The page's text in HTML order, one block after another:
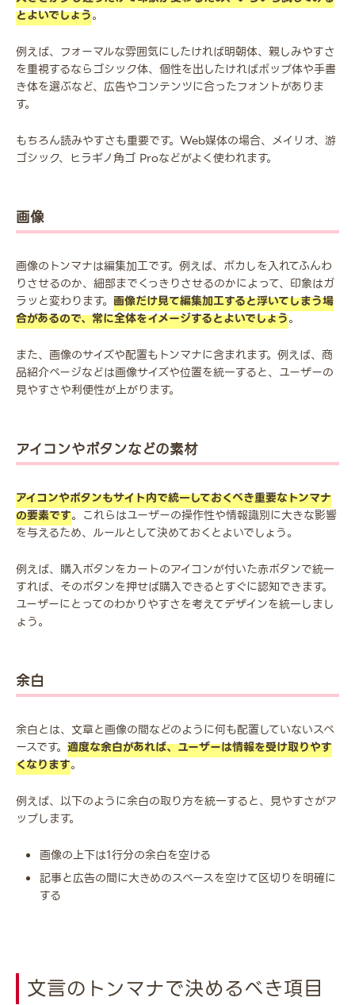
とよいでしょう。
例えば、フォーマルな雰囲気にしたければ明朝体、親しみやすさ
を重視するならゴシック体、個性を出したければポップ体や手書
き体を選ぶなど、広告やコンテンツに合ったフォントがありま
す。
もちろん読みやすさも重要です。Web媒体の場合、メイリオ、游
ゴシック、ヒラギノ角ゴ Proなどがよく使われます。
画像
画像のトンマナは編集加工です。例えば、ボカしを入れてふんわ
りさせるのか、細部までくっきりさせるのかによって、印象はガ
ラッと変わります。 画像だけ見て編集加工すると浮いてしまう場
合があるので、常に全体をイメージするとよいでしょう。
また、画像のサイズや配置もトンマナに含まれます。例えば、商
品紹介ページなどは画像サイズや位置を統一すると、ユーザーの
見やすさや利便性が上がります。
アイコンやボタンなどの素材
アイコンやボタンもサイト内で統一しておくべき重要なトンマナ
の要素です。これらはユーザーの操作性や情報識別に大きな影響
を与えるため、ルールとして決めておくとよいでしょう。
例えば、購入ボタンをカートのアイコンが付いた赤ボタンで統一
すれば、そのボタンを押せば購入できるとすぐに認知できます。
ユーザーにとってのわかりやすさを考えてデザインを統一しまし
ょう。
余白
余白とは、文章と画像の間などのように何も配置していないスペ
ースです。 適度な余白があれば、ユーザーは情報を受け取りやす
くなります。
例えば、以下のように余白の取り方を統一すると、見やすさがア
ップします。
画像の上下は1行分の余白を空ける
記事と広告の間に大きめのスペースを空けて区切りを明確に
する
文言のトンマナで決めるべき項目